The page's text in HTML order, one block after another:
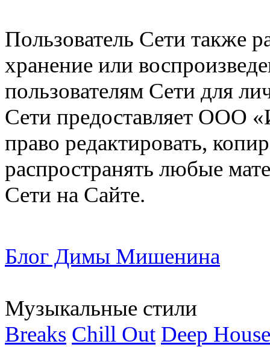
Пользователь Сети также
хранение или
пользователям Сети для
Сети предоставляет ООО
право редактировать,
распространять любые
Сети на Сайте.
Блог Димы Мишенина
Музыкальные стили
Breaks Chill Out Deep House